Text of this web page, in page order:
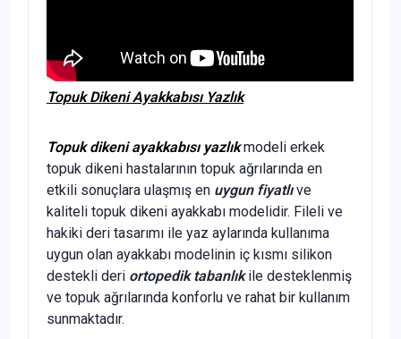
Topuk Dikeni Ayakkabısı Yazlık
Topuk dikeni ayakkabısı yazlıkmodeli erkek
topuk dikeni hastalarının topuk ağrılarında en
etkili sonuçlara ulaşmış en uygun fiyatlıve
kaliteli topuk dikeni ayakkabı modelidir. Fileli ve
hakiki deri tasarımı ile yaz aylarında kullanıma
uygun olan ayakkabı modelinin iç kısmı silikon
destekli deri ortopedik tabanlıkile desteklenmiş
ve topuk ağrılarında konforlu ve rahat bir kullanım
sunmaktadır.